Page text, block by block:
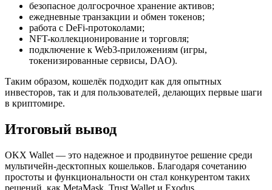
безопасное долгосрочное хранение активов;
ежедневные транзакции и обмен токенов;
работа с DeFi-протоколами;
NFT-коллекционирование и торговля;
подключение к Web3-приложениям (игры,
токенизированные сервисы, DAO).
Таким образом, кошелёк подходит как для опытных
инвесторов, так и для пользователей, делающих первые шаги
в криптомире.
Итоговый вывод
OKX Wallet — это надежное и продвинутое решение среди
мультичейн-десктопных кошельков. Благодаря сочетанию
простоты и функциональности он стал конкурентом таких
решений, как MetaMask, Trust Wallet и Exodus.